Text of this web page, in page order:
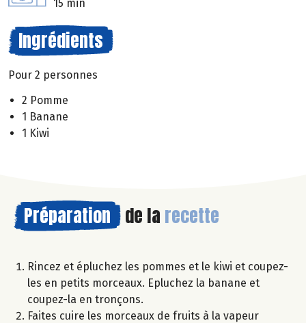
15 min
Ingrédients
Pour 2 personnes
2 Pomme
1 Banane
1 Kiwi
Préparation de la recette
Rincez et épluchez les pommes et le kiwi et coupez-
les en petits morceaux. Epluchez la banane et
coupez-la en tronçons.
Faites cuire les morceaux de fruits à la vapeur